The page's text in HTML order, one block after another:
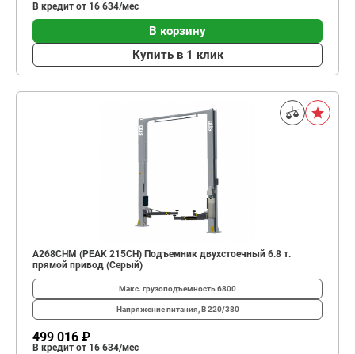
В кредит от 16 634/мес
В корзину
Купить в 1 клик
A268CHM (PEAK 215CH) Подъемник двухстоечный 6.8 т.
прямой привод (Серый)
Макс. грузоподъемность6800
Напряжение питания, В220/380
499 016 ₽
В кредит от 16 634/мес